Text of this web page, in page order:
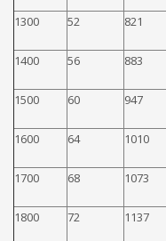
1300 52 821
1400 56 883
1500 60 947
1600 64 1010
1700 68 1073
1800 72 1137